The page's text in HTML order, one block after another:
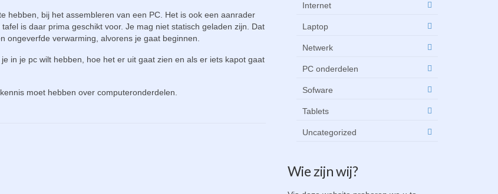
hebben, bij het assembleren van een PC. Het is ook een aanrader
is daar prima geschikt voor. Je mag niet statisch geladen zijn. Dat
ongeverfde verwarming, alvorens je gaat beginnen.
in je pc wilt hebben, hoe het er uit gaat zien en als er iets kapot gaat
moet hebben over computeronderdelen.
Internet
Laptop
Netwerk
PC onderdelen
Sofware
Tablets
Uncategorized
Wie zijn wij?